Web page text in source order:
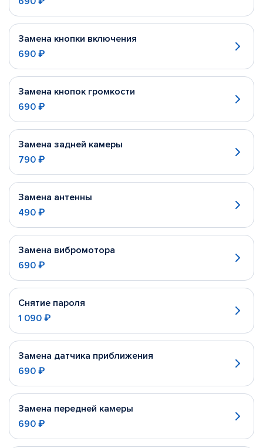
Замена кнопки включения
690 ₽
Замена кнопок громкости
690 ₽
Замена задней камеры
790 ₽
Замена антенны
490 ₽
Замена вибромотора
690 ₽
Снятие пароля
1 090 ₽
Замена датчика приближения
690 ₽
Замена передней камеры
690 ₽